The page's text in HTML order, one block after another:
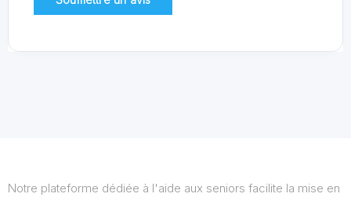
Notre plateforme dédiée à l'aide aux seniors facilite la mise en